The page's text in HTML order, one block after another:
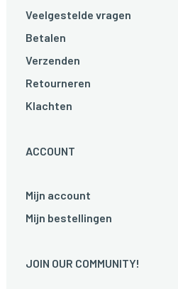
Veelgestelde vragen
Betalen
Verzenden
Retourneren
Klachten
ACCOUNT
Mijn account
Mijn bestellingen
JOIN OUR COMMUNITY!